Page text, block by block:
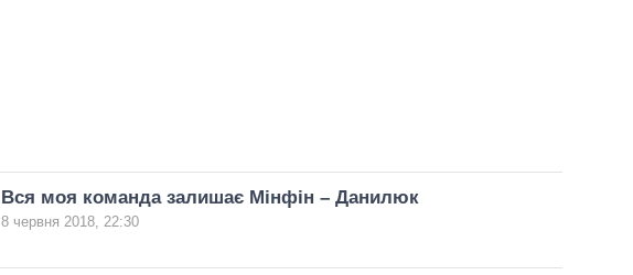
Вся моя команда залишає Мінфін – Данилюк
8 червня 2018, 22:30